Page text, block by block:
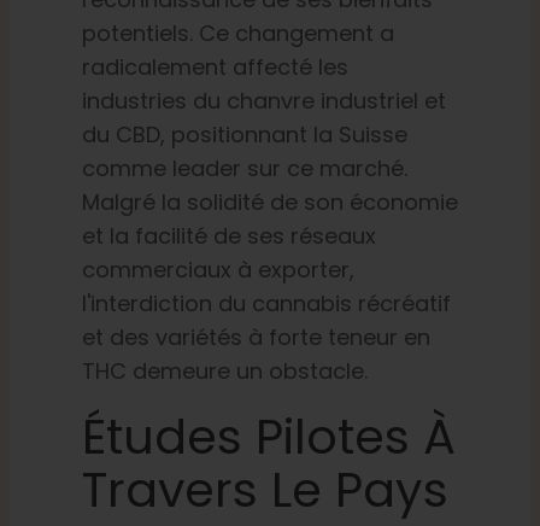
potentiels. Ce changement a
radicalement affecté les
industries du chanvre industriel et
du CBD, positionnant la Suisse
comme leader sur ce marché.
Malgré la solidité de son économie
et la facilité de ses réseaux
commerciaux à exporter,
l'interdiction du cannabis récréatif
et des variétés à forte teneur en
THC demeure un obstacle.
Études Pilotes À
Travers Le Pays